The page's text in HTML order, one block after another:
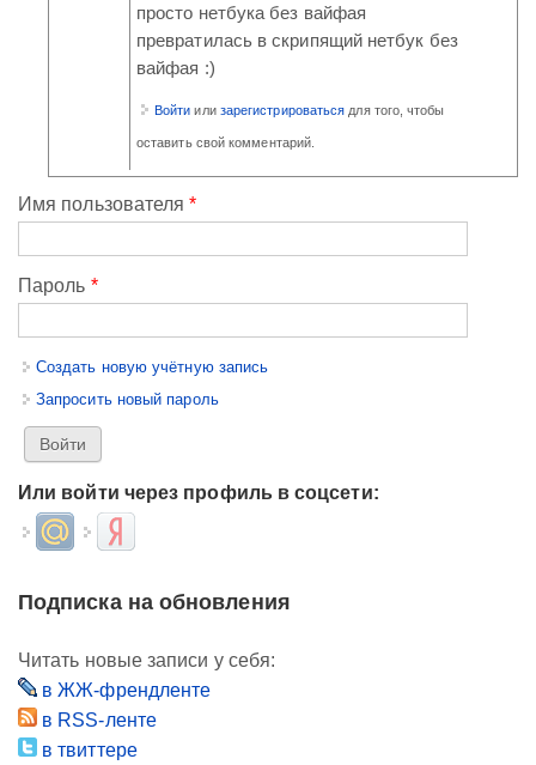
просто нетбука без вайфая
превратилась в скрипящий нетбук без
вайфая :)
Войти или зарегистрироваться для того, чтобы
оставить свой комментарий.
Имя пользователя*
Пароль *
Создать новую учётную запись
Запросить новый пароль
Или войти через профиль в соцсети:
Login with Mail.ruLogin with Яндекс
Подписка на обновления
Читать новые записи у себя:
в ЖЖ-френдленте
в RSS-ленте
в твиттере